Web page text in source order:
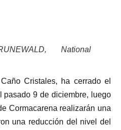
National
Cristales, ha cerrado el
pasado 9 de diciembre, luego
Cormacarena realizarán una
una reducción del nivel del